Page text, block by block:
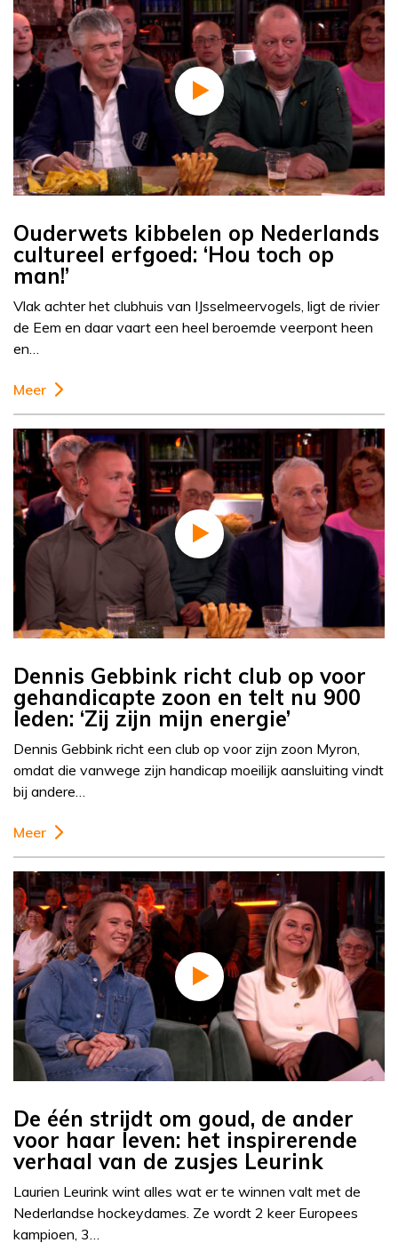
Ouderwets kibbelen op Nederlands
cultureel erfgoed: ‘Hou toch op
man!’
Vlak achter het clubhuis van IJsselmeervogels, ligt de rivier
de Eem en daar vaart een heel beroemde veerpont heen
en…
Meer
Dennis Gebbink richt club op voor
gehandicapte zoon en telt nu 900
leden: ‘Zij zijn mijn energie’
Dennis Gebbink richt een club op voor zijn zoon Myron,
omdat die vanwege zijn handicap moeilijk aansluiting vindt
bij andere…
Meer
De één strijdt om goud, de ander
voor haar leven: het inspirerende
verhaal van de zusjes Leurink
Laurien Leurink wint alles wat er te winnen valt met de
Nederlandse hockeydames. Ze wordt 2 keer Europees
kampioen, 3…